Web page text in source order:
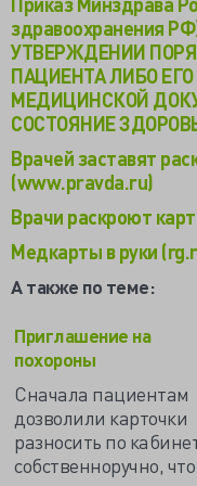
здравоохранения
УТВЕРЖДЕНИИ
ПАЦИЕНТА ЛИБО
МЕДИЦИНСКОЙ
СОСТОЯНИЕ
Врачей заставят
(www.pravda.ru)
Врачи раскроют
Медкарты в руки
А также по теме:
Приглашение на
похороны
Сначала пациентам
дозволили карточки
разносить по
собственноручно, что